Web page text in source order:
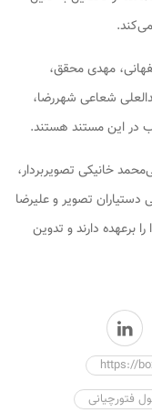
مهدی محقق،
شعاعی شهررضا،
در این مستند هستند.
خانیکی تصویربردار،
تصویر و علیرضا
برعهده دارند و تدوین
https://
فتورچیانی